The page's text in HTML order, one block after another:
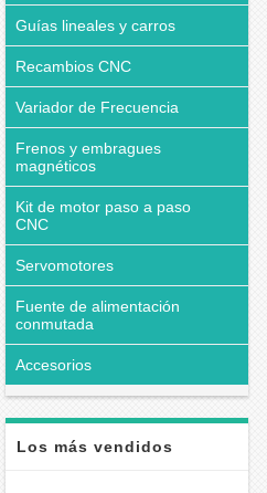
Guías lineales y carros
Recambios CNC
Variador de Frecuencia
Frenos y embragues
magnéticos
Kit de motor paso a paso
CNC
Servomotores
Fuente de alimentación
conmutada
Accesorios
Los más vendidos